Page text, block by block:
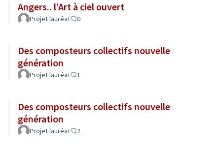
Angers.. l’Art à ciel ouvert
Projet lauréat 0
Des composteurs collectifs nouvelle
génération
Projet lauréat 1
Des composteurs collectifs nouvelle
génération
Projet lauréat 2